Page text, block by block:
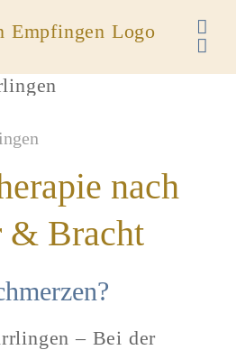
nach
& Bracht
–Bei der